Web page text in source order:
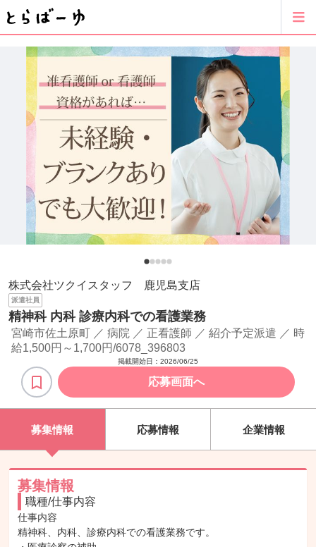
株式会社ツクイスタッフ 鹿児島支店
派遣社員
精神科 内科 診療内科での看護業務
宮崎市佐土原町 ／ 病院 ／ 正看護師 ／ 紹介予定派遣 ／ 時
給1,500円～1,700円/6078_396803
掲載開始日： 2026/06/25
応募画面へ
募集情報 応募情報 企業情報
募集情報
職種/仕事内容
仕事内容
精神科、内科、診療内科での看護業務です。